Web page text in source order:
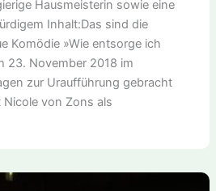
Hausmeisterin sowie eine
Inhalt:Das sind die
Komödie »Wie entsorge ich
23. November 2018 im
zur Uraufführung gebracht
von Zons als